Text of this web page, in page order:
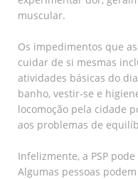
muscular.
Os impedimentos que
cuidar de si mesmas
atividades básicas do
banho, vestir-se e
locomoção pela cidade
aos problemas de
Infelizmente, a PSP
Algumas pessoas